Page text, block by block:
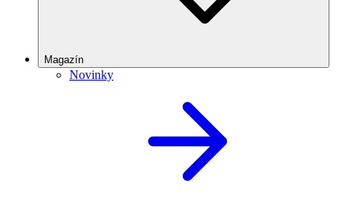
Magazín
Novinky